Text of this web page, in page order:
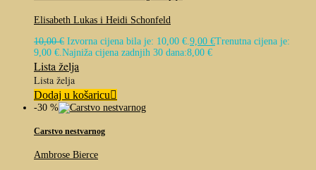
Elisabeth Lukas i Heidi Schonfeld
10,00€ Izvorna cijena bila je: 10,00 €. 9,00 €Trenutna cijena je:
9,00 €. Najniža cijena zadnjih 30 dana:8,00 €
Lista želja
Lista želja
Dodaj u košaricu
-30 %
Carstvo nestvarnog
Ambrose Bierce